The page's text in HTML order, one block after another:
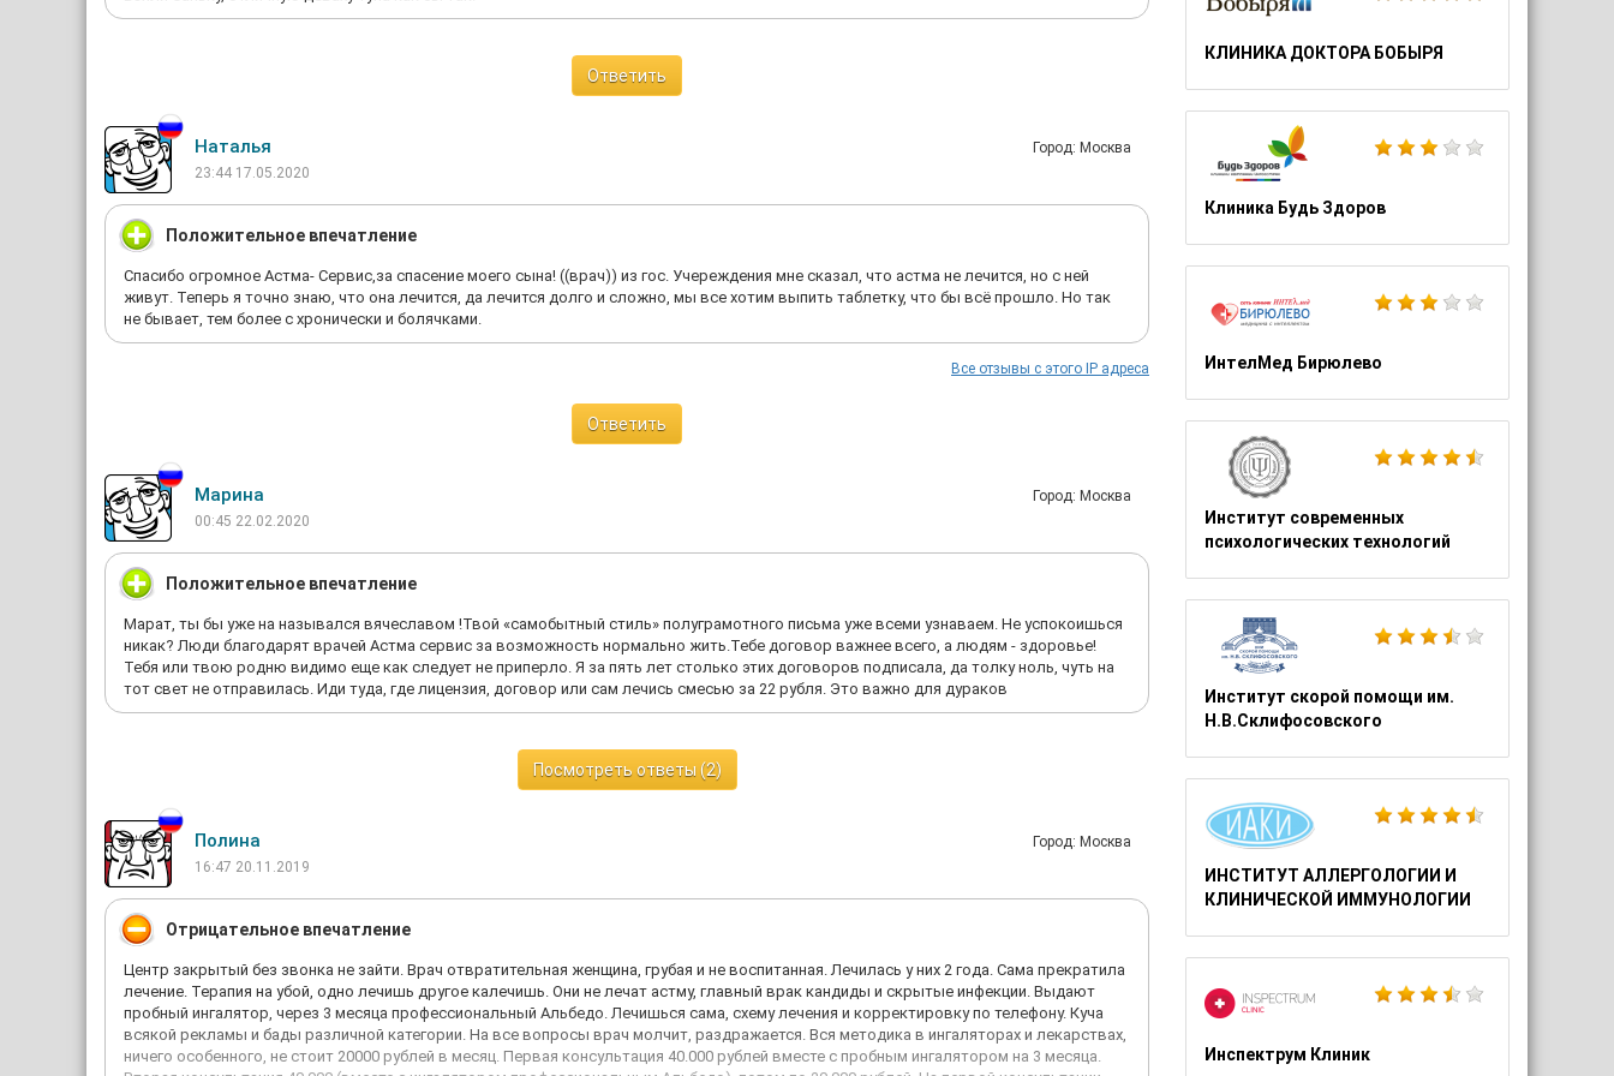
КЛИНИКА ДОКТОРА БОБЫРЯ
Клиника Будь Здоров
ИнтелМед Бирюлево
Институт современных
психологических технологий
Институт скорой помощи им.
Н.В.Склифосовского
ИНСТИТУТ АЛЛЕРГОЛОГИИ И
КЛИНИЧЕСКОЙ ИММУНОЛОГИИ
Инспектрум Клиник
Ответить
Наталья
Город: Москва
23:44 17.05.2020
Положительное впечатление
Спасибо огромное Астма- Сервис,за спасение моего сына! ((врач)) из гос. Учереждения мне сказал, что астма не лечится, но с ней
живут. Теперь я точно знаю, что она лечится, да лечится долго и сложно, мы все хотим выпить таблетку, что бы всё прошло. Но так
не бывает, тем более с хронически и болячками.
Все отзывы с этого IP адреса
Ответить
Марина
Город: Москва
00:45 22.02.2020
Положительное впечатление
Марат, ты бы уже на назывался вячеславом !Твой «самобытный стиль» полуграмотного письма уже всеми узнаваем. Не успокоишься
никак? Люди благодарят врачей Астма сервис за возможность нормально жить.Тебе договор важнее всего, а людям - здоровье!
Тебя или твою родню видимо еще как следует не приперло. Я за пять лет столько этих договоров подписала, да толку ноль, чуть на
тот свет не отправилась. Иди туда, где лицензия, договор или сам лечись смесью за 22 рубля. Это важно для дураков
Посмотреть ответы (2)
Полина
Город: Москва
16:47 20.11.2019
Отрицательное впечатление
Центр закрытый без звонка не зайти. Врач отвратительная женщина, грубая и не воспитанная. Лечилась у них 2 года. Сама прекратила
лечение. Терапия на убой, одно лечишь другое калечишь. Они не лечат астму, главный врак кандиды и скрытые инфекции. Выдают
пробный ингалятор, через 3 месяца профессиональный Альбедо. Лечишься сама, схему лечения и корректировку по телефону. Куча
всякой рекламы и бады различной категории. На все вопросы врач молчит, раздражается. Вся методика в ингаляторах и лекарствах,
ничего особенного, не стоит 20000 рублей в месяц. Первая консультация 40.000 рублей вместе с пробным ингалятором на 3 месяца.